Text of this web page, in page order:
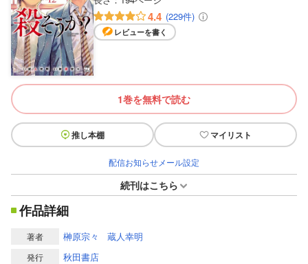
4.4 (229件)
レビューを書く
1巻を無料で読む
推し本棚 マイリスト
配信お知らせメール設定
続刊はこちら
作品詳細
著者 榊原宗々 蔵人幸明
発行 秋田書店